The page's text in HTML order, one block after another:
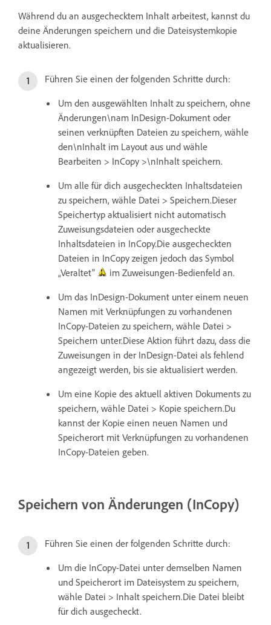
Während du an ausgechecktem Inhalt arbeitest, kannst du
deine Änderungen speichern und die Dateisystemkopie
aktualisieren.
Führen Sie einen der folgenden Schritte durch:
Um den ausgewählten Inhalt zu speichern, ohne
Änderungen\nam InDesign-Dokument oder
seinen verknüpften Dateien zu speichern, wähle
den\nInhalt im Layout aus und wähle
Bearbeiten > InCopy >\nInhalt speichern.
Um alle für dich ausgecheckten Inhaltsdateien
zu speichern, wähle Datei > Speichern.Dieser
Speichertyp aktualisiert nicht automatisch
Zuweisungsdateien oder ausgecheckte
Inhaltsdateien in InCopy.Die ausgecheckten
Dateien in InCopy zeigen jedoch das Symbol
„Veraltet"
im Zuweisungen-Bedienfeld an.
Um das InDesign-Dokument unter einem neuen
Namen mit Verknüpfungen zu vorhandenen
InCopy-Dateien zu speichern, wähle Datei >
Speichern unter.Diese Aktion führt dazu, dass die
Zuweisungen in der InDesign-Datei als fehlend
angezeigt werden, bis sie aktualisiert werden.
Um eine Kopie des aktuell aktiven Dokuments zu
speichern, wähle Datei > Kopie speichern.Du
kannst der Kopie einen neuen Namen und
Speicherort mit Verknüpfungen zu vorhandenen
InCopy-Dateien geben.
Speichern von Änderungen (InCopy)
Führen Sie einen der folgenden Schritte durch:
Um die InCopy-Datei unter demselben Namen
und Speicherort im Dateisystem zu speichern,
wähle Datei > Inhalt speichern.Die Datei bleibt
für dich ausgecheckt.